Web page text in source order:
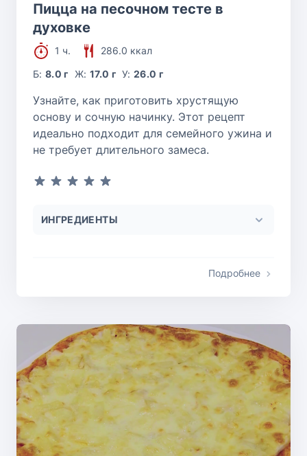
Пицца на песочном тесте в
духовке
1 ч.
286.0 ккал
Б:8.0 г Ж: 17.0 г У:26.0 г
Узнайте, как приготовить хрустящую
основу и сочную начинку. Этот рецепт
идеально подходит для семейного ужина и
не требует длительного замеса.
ИНГРЕДИЕНТЫ
Подробнее